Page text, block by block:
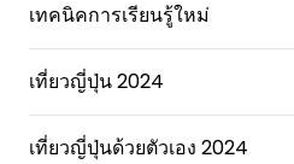
เทคนิคการเรียนรู้ใหม่
เที่ยวญี่ปุ่น 2024
เที่ยวญี่ปุ่นด้วยตัวเอง 2024